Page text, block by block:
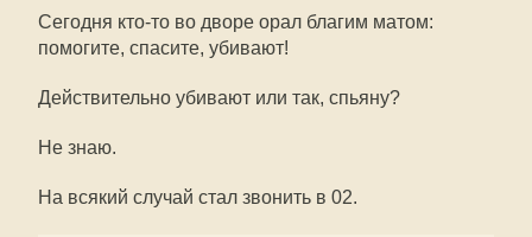
Сегодня кто-то во дворе орал благим матом:
помогите, спасите, убивают!
Действительно убивают или так, спьяну?
Не знаю.
На всякий случай стал звонить в 02.